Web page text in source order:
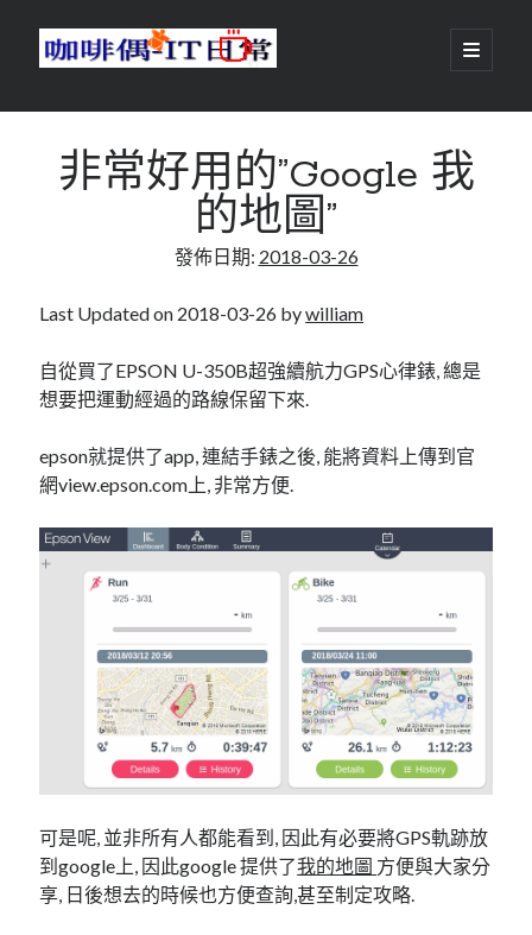
咖
偶-
常
開
啟
資
訊
欄
android backup centos
docker elementaryOS
firewall Github guacamole
httpd java javascript
LetsEncrypt linux LinuxMint
lubuntu mail
microsoft mysql nextcloud
outlook podman postfix pve
restic RockyLinux security
spam ubuntu vm vmware
vpn windows wordpress
一個人的武林 品質管理系統 單車
非常好用的”Google 我
的地圖”
發佈日期: 2018-03-26
Last Updated on 2018-03-26 bywilliam
自從買了EPSON U-350B超強續航力GPS心律錶, 總是
想要把運動經過的路線保留下來.
epson就提供了app, 連結手錶之後, 能將資料上傳到官
網view.epson.com上, 非常方便.
可是呢, 並非所有人都能看到, 因此有必要將GPS軌跡放
到google上, 因此google 提供了我的地圖 方便與大家分
享, 日後想去的時候也方便查詢,甚至制定攻略.